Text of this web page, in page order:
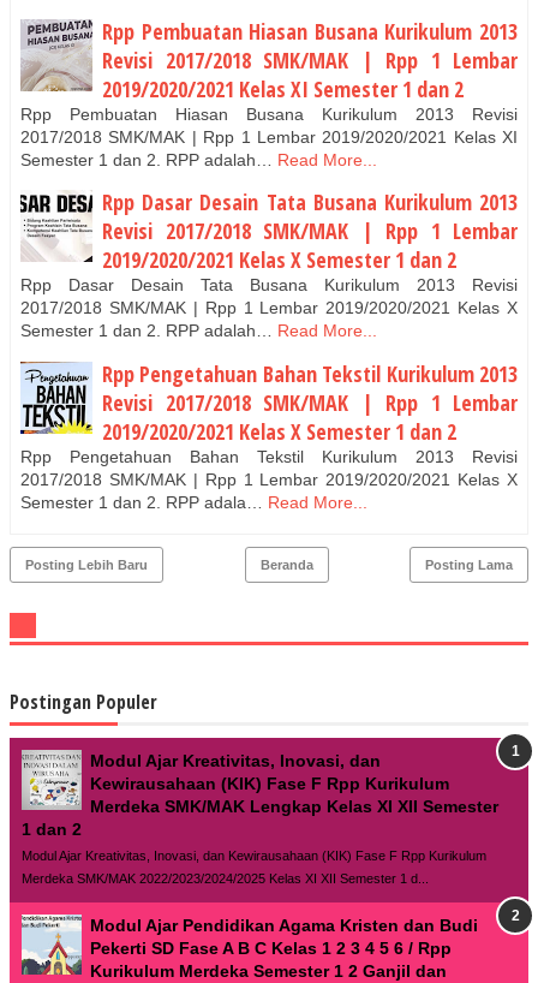
Rpp Pembuatan Hiasan Busana Kurikulum 2013
Revisi 2017/2018 SMK/MAK | Rpp 1 Lembar
2019/2020/2021 Kelas XI Semester 1 dan 2
Rpp Pembuatan Hiasan Busana Kurikulum 2013 Revisi
2017/2018 SMK/MAK | Rpp 1 Lembar 2019/2020/2021 Kelas XI
Semester 1 dan 2. RPP adalah…
Read More...
Rpp Dasar Desain Tata Busana Kurikulum 2013
Revisi 2017/2018 SMK/MAK | Rpp 1 Lembar
2019/2020/2021 Kelas X Semester 1 dan 2
Rpp Dasar Desain Tata Busana Kurikulum 2013 Revisi
2017/2018 SMK/MAK | Rpp 1 Lembar 2019/2020/2021 Kelas X
Semester 1 dan 2. RPP adalah… Read More...
Rpp Pengetahuan Bahan Tekstil Kurikulum 2013
Revisi 2017/2018 SMK/MAK | Rpp 1 Lembar
2019/2020/2021 Kelas X Semester 1 dan 2
Rpp Pengetahuan Bahan Tekstil Kurikulum 2013 Revisi
2017/2018 SMK/MAK | Rpp 1 Lembar 2019/2020/2021 Kelas X
Semester 1 dan 2. RPP adala…
Read More...
Posting Lebih Baru Posting Lama
Beranda
Postingan Populer
Modul Ajar Kreativitas, Inovasi, dan
Kewirausahaan (KIK) Fase F Rpp Kurikulum
Merdeka SMK/MAK Lengkap Kelas XI XII Semester
1 dan 2
Modul Ajar Kreativitas, Inovasi, dan Kewirausahaan (KIK) Fase F Rpp Kurikulum
Merdeka SMK/MAK 2022/2023/2024/2025 Kelas XI XII Semester 1 d...
Modul Ajar Pendidikan Agama Kristen dan Budi
Pekerti SD Fase A B C Kelas 1 2 3 4 5 6 / Rpp
Kurikulum Merdeka Semester 1 2 Ganjil dan